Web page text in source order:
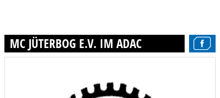
MC JÜTERBOG E.V. IM ADAC